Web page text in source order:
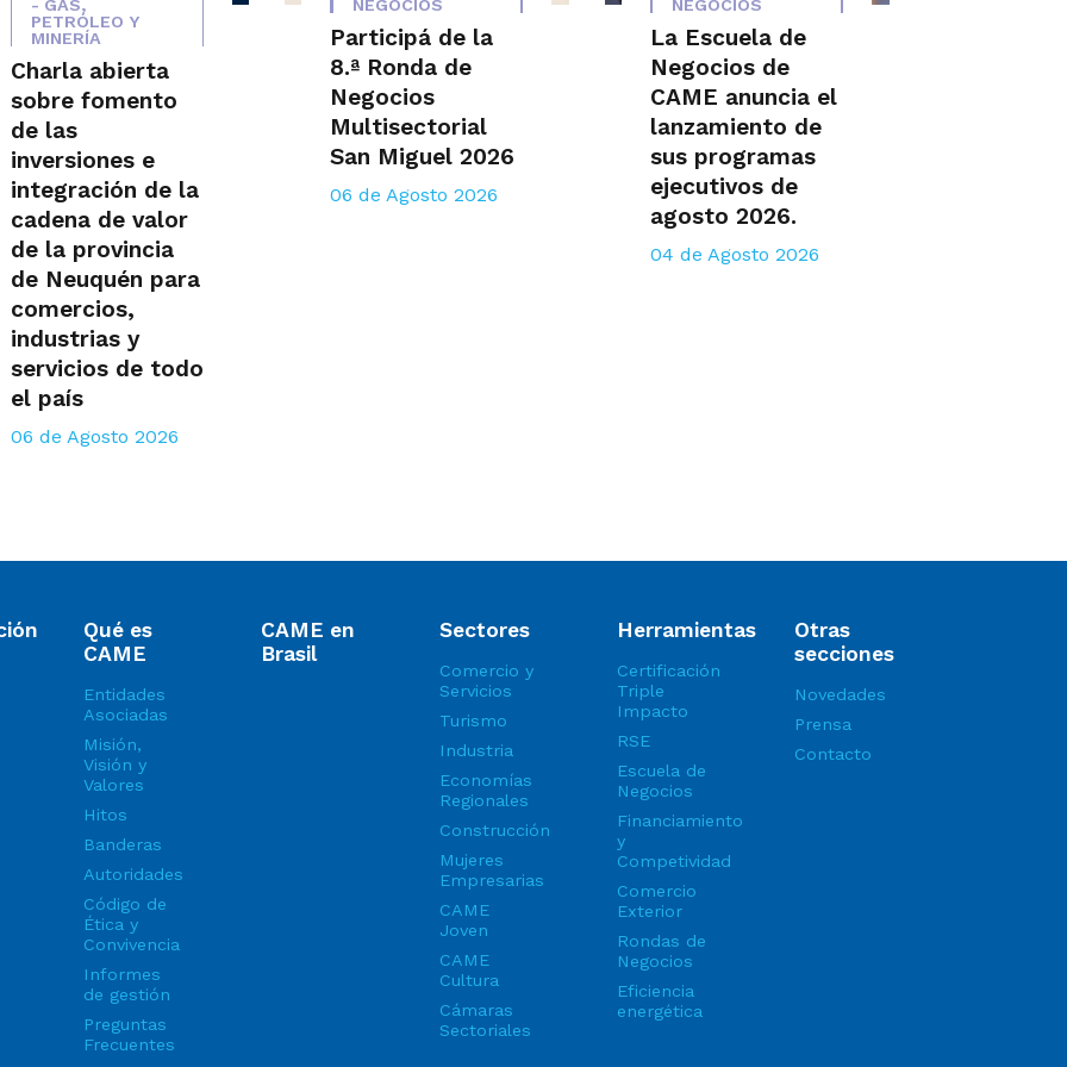
- GAS,
PETRÓLEO Y
MINERÍA
Charla abierta
sobre fomento
de las
inversiones e
integración de la
cadena de valor
de la provincia
de Neuquén para
comercios,
industrias y
servicios de todo
el país
06 de Agosto 2026
NEGOCIOS
Participá de la
8.ª Ronda de
Negocios
Multisectorial
San Miguel 2026
06 de Agosto 2026
NEGOCIOS
La Escuela de
Negocios de
CAME anuncia el
lanzamiento de
sus programas
ejecutivos de
agosto 2026.
04 de Agosto 2026
Qué es
CAME
Entidades
Asociadas
Misión,
Visión y
Valores
Hitos
Banderas
Autoridades
Código de
Ética y
Convivencia
Informes
de gestión
Preguntas
Frecuentes
CAME en
Brasil
Sectores
Comercio y
Servicios
Turismo
Industria
Economías
Regionales
Construcción
Mujeres
Empresarias
CAME
Joven
CAME
Cultura
Cámaras
Sectoriales
Herramientas
Certificación
Triple
Impacto
RSE
Escuela de
Negocios
Financiamiento
y
Competividad
Comercio
Exterior
Rondas de
Negocios
Eficiencia
energética
Otras
secciones
Novedades
Prensa
Contacto